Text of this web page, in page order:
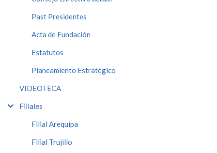
Past Presidentes
Acta de Fundación
Estatutos
Planeamiento Estratégico
VIDEOTECA
Filiales
Filial Arequipa
Filial Trujillo